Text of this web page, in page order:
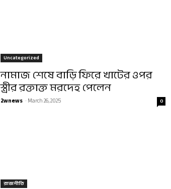
Uncategorized
নামাজ শেষে বাড়ি ফিরে খাটের ওপর
স্ত্রীর রক্তাক্ত মরদেহ পেলেন
2wnews -March 26, 2025 0
রাজনীতি